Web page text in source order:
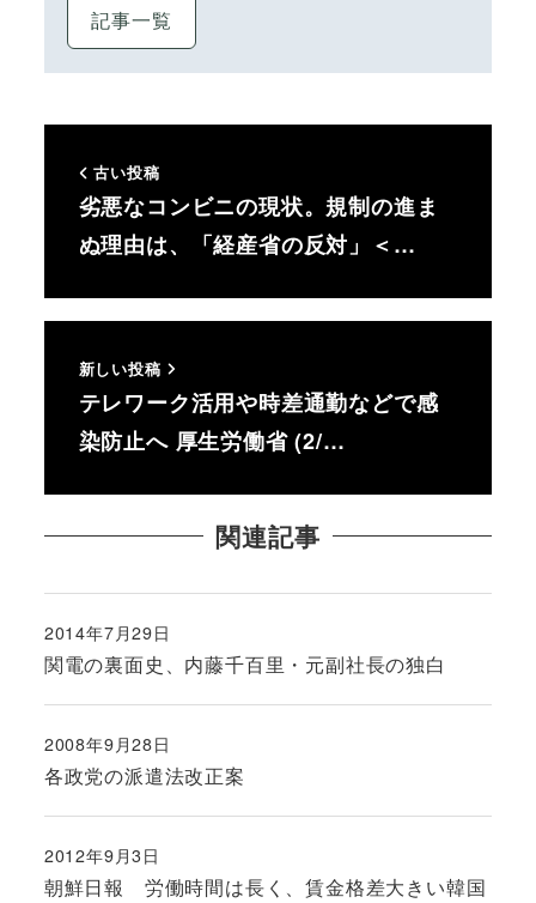
記事一覧
古い投稿
劣悪なコンビニの現状。規制の進ま
ぬ理由は、「経産省の反対」＜…
新しい投稿
テレワーク活用や時差通勤などで感
染防止へ 厚生労働省 (2/…
関連記事
関電の裏面史、内藤千百里・元副社長の独白
投稿日
2014年7月29日
各政党の派遣法改正案
投稿日
2008年9月28日
朝鮮日報 労働時間は長く、賃金格差大きい韓国
投稿日
2012年9月3日